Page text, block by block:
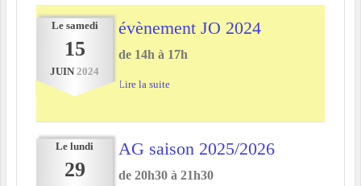
Le samedi
15
JUIN 2024
évènement JO 2024
de 14h à 17h
Lire la suite
Le lundi
29
AG saison 2025/2026
de 20h30 à 21h30